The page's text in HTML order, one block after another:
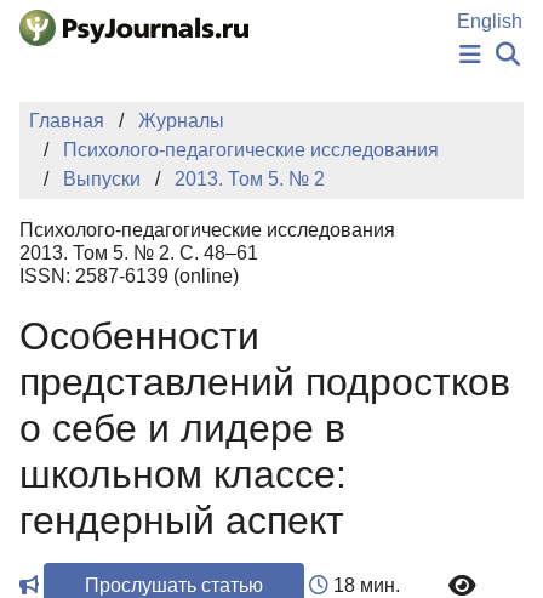
Перейти к основному содержанию
English
НОВОСТИ
АВТОРЫ
КЛЮЧЕВЫЕ СЛОВА
Регистрация
Главная
Журналы
Психолого-педагогические исследования
Выпуски
2013. Том 5. № 2
Психолого-педагогические исследования
2013. Том 5. № 2. С. 48–61
ISSN: 2587-6139 (online)
Особенности
представлений подростков
о себе и лидере в
школьном классе:
гендерный аспект
Прослушать статью
18 мин.